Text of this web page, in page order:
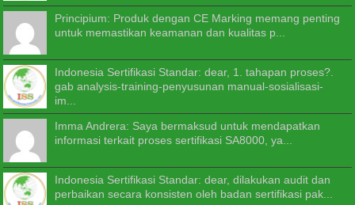
Principium: Produk dengan CE Marking memang penting
untuk memastikan keamanan dan kualitas p...
Indonesia Sertifikasi Standar: dear, 1. tahapan proses?.
gab analysis-training-penyusunan manual-sosialisasi-
im...
Imma Andrera: Saya bermaksud untuk mendapatkan
informasi terkait proses sertifikasi SA8000, ya...
Indonesia Sertifikasi Standar: dear, dilakukan audit dan
perbaikan secara konsisten oleh badan sertifikasi pak...